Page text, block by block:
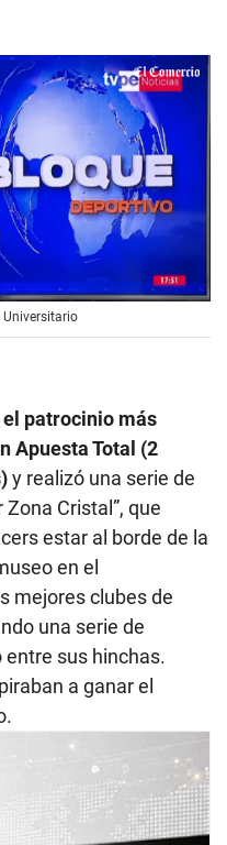
Universitario
patrocinio más
Apuesta Total (2
y realizó una serie de
Cristal”, que
estar al borde de la
en el
mejores clubes de
una serie de
sus hinchas.
a ganar el